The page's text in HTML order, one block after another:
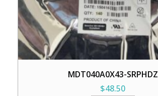
MDT040A0X43-SRPHDZ
$48.50